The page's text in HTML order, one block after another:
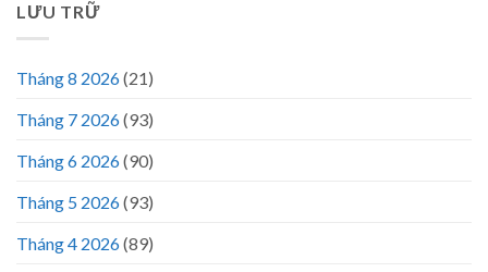
LƯU TRỮ
Tháng 8 2026(21)
Tháng 7 2026(93)
Tháng 6 2026(90)
Tháng 5 2026(93)
Tháng 4 2026(89)